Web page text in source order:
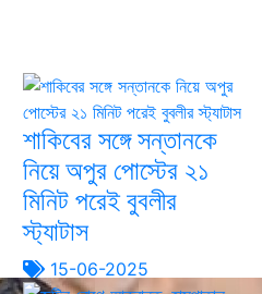
শাকিবের সঙ্গে সন্তানকে
নিয়ে অপুর পোস্টের ২১
মিনিট পরেই বুবলীর
স্ট্যাটাস
15-06-2025